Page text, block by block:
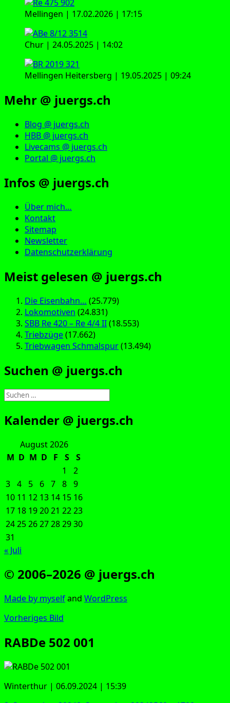
Mellingen | 17.02.2026 | 17:15
Chur | 24.05.2025 | 14:02
Mellingen Heitersberg | 19.05.2025 | 09:24
Mehr @ juergs.ch
Blog @ juergs.ch
HBB @ juergs.ch
Livecams @ juergs.ch
Portal @ juergs.ch
Infos @ juergs.ch
Über mich…
Kontakt
Sitemap
Newsletter
Datenschutzerklärung
Meist gelesen @ juergs.ch
Die Eisenbahn… (25.779)
Lokomotiven (24.831)
SBB Re 420 – Re 4/4 II(18.553)
Triebzüge(17.662)
Triebwagen Schmalspur(13.494)
Suchen @ juergs.ch
Suchen
nach:
Kalender @ juergs.ch
August 2026
M D M D F S
S
1
2
3 4 5 6 7 8 9
10 11 12 13 14 15 16
17 18 192021 2223
24252627282930
31
« Juli
© 2006–2026 @ juergs.ch
Made by mys­elfand Word­Press
Vorheriges Bild
RABDe 502 001
Win­ter­thur | 06.09.2024 | 15:39